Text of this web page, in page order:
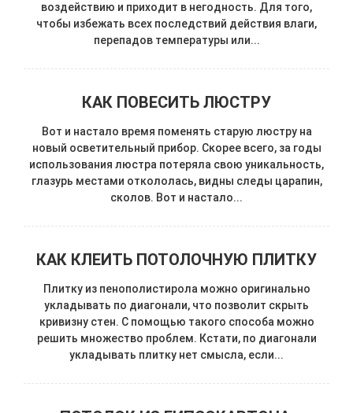
воздействию и приходит в негодность. Для того,
чтобы избежать всех последствий действия влаги,
перепадов температуры или...
КАК ПОВЕСИТЬ ЛЮСТРУ
Вот и настало время поменять старую люстру на
новый осветительный прибор. Скорее всего, за годы
использования люстра потеряла свою уникальность,
глазурь местами откололась, видны следы царапин,
сколов. Вот и настало...
КАК КЛЕИТЬ ПОТОЛОЧНУЮ ПЛИТКУ
Плитку из пенополистирола можно оригинально
укладывать по диагонали, что позволит скрыть
кривизну стен. С помощью такого способа можно
решить множество проблем. Кстати, по диагонали
укладывать плитку нет смысла, если...